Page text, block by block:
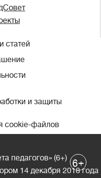
статей
и защиты
cookie-файлов
педагогов» (6+)
14 декабря 2018 года
6+